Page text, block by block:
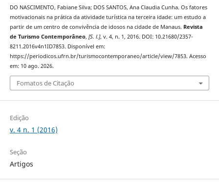
DO NASCIMENTO, Fabiane Silva; DOS SANTOS, Ana Claudia Cunha. Os fatores
motivacionais na prática da atividade turística na terceira idade: um estudo a
partir de um centro de convivência de idosos na cidade de Manaus. Revista
de Turismo Contemporâneo, [S. l.], v. 4, n. 1, 2016. DOI: 10.21680/2357-
8211.2016v4n1ID7853. Disponível em:
https://periodicos.ufrn.br/turismocontemporaneo/article/view/7853. Acesso
em: 10 ago. 2026.
Fomatos de Citação
Edição
v. 4 n. 1 (2016)
Seção
Artigos